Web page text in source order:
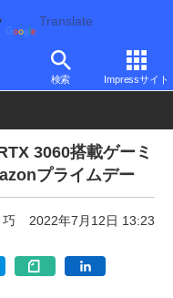
Translate
検索 Impressサイト
トフォン ゲーミングノー
3060搭載ゲーミ
プライムデー
巧 2022年7月12日 13:23